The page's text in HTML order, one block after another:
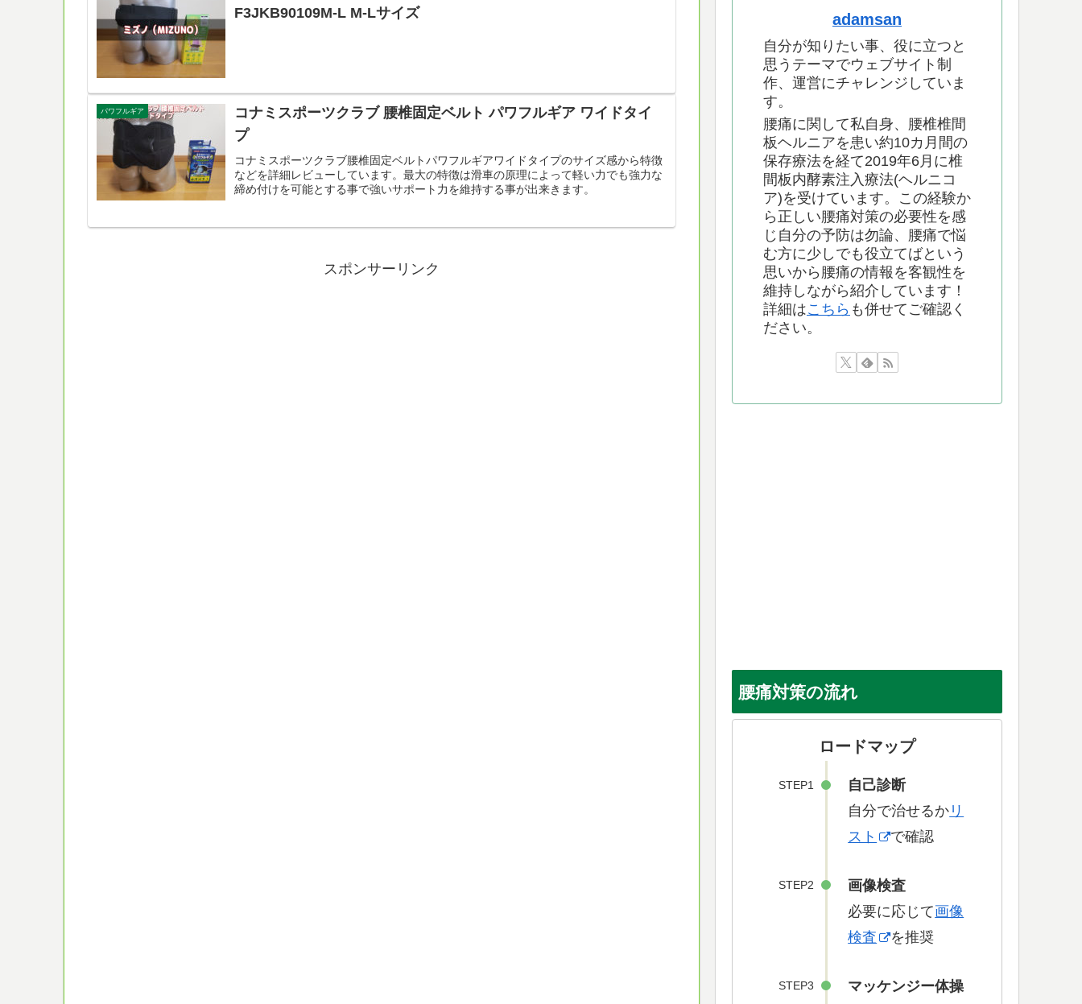
F3JKB90109M-L M-Lサイズ
パワフルギア
コナミスポーツクラブ 腰椎固定ベルト パワフルギア ワイドタイ
プ
コナミスポーツクラブ腰椎固定ベルトパワフルギアワイドタイプのサイズ感から特徴
などを詳細レビューしています。最大の特徴は滑車の原理によって軽い力でも強力な
締め付けを可能とする事で強いサポート力を維持する事が出来きます。
スポンサーリンク
adamsan
自分が知りたい事、役に立つと
思うテーマでウェブサイト制
作、運営にチャレンジしていま
す。
腰痛に関して私自身、腰椎椎間
板ヘルニアを患い約10カ月間の
保存療法を経て2019年6月に椎
間板内酵素注入療法(ヘルニコ
ア)を受けています。この経験か
ら正しい腰痛対策の必要性を感
じ自分の予防は勿論、腰痛で悩
む方に少しでも役立てばという
思いから腰痛の情報を客観性を
維持しながら紹介しています！
詳細はこちら も併せてご確認く
ださい。
腰痛対策の流れ
ロードマップ
STEP1
自己診断
自分で治せるか リ
スト
で確認
STEP2
画像検査
必要に応じて画像
検査
を推奨
STEP3
マッケンジー体操